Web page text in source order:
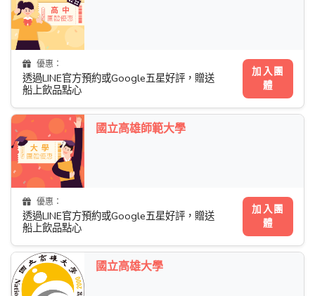
優惠：
透過LINE官方預約或Google五星好評，贈送
船上飲品點心
加入團
體
國立高雄師範大學
優惠：
透過LINE官方預約或Google五星好評，贈送
船上飲品點心
加入團
體
國立高雄大學